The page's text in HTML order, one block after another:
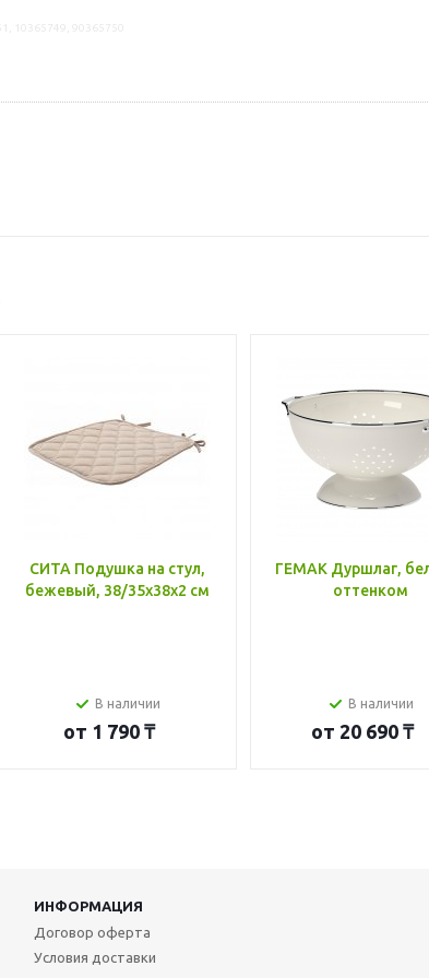
СИТА Подушка на стул,
бежевый, 38/35x38x2 см
В наличии
от 1 790 ₸
ГЕМАК Дуршлаг,
оттенком
В наличии
от 20 690 ₸
ИНФОРМАЦИЯ
Договор оферта
Условия доставки